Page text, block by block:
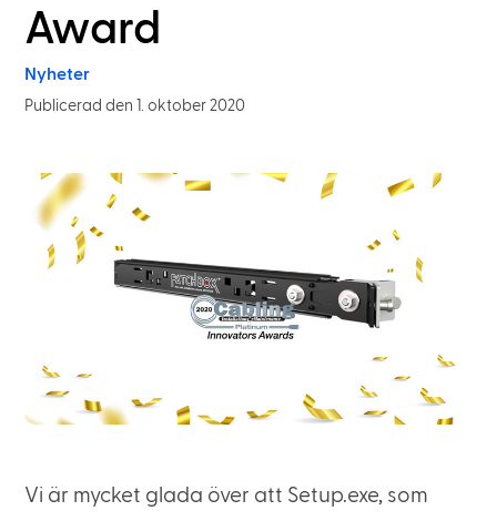
Award
Nyheter
Publicerad den 1. oktober 2020
Vi är mycket glada över att Setup.exe, som